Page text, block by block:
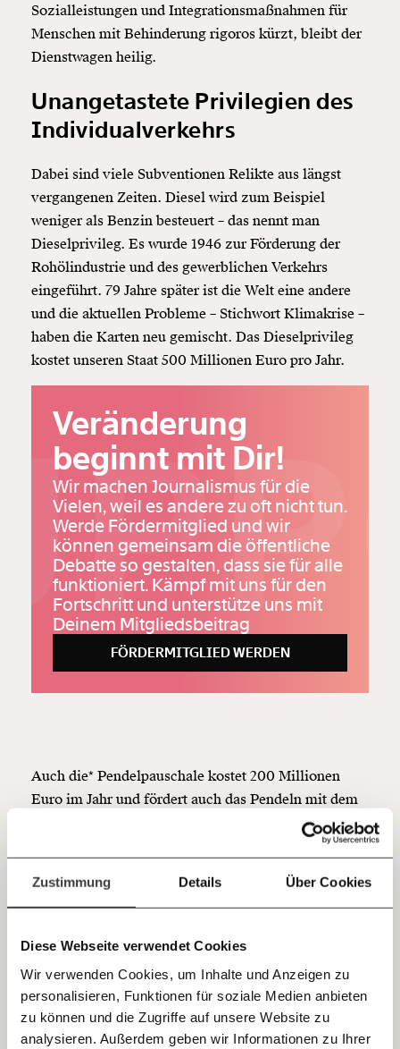
Zustimmung Details Über Cookies
Diese Webseite verwendet Cookies
Wir verwenden Cookies, um Inhalte und Anzeigen zu
personalisieren, Funktionen für soziale Medien anbieten
zu können und die Zugriffe auf unsere Website zu
analysieren. Außerdem geben wir Informationen zu Ihrer
Veränderung
beginnt mit Dir!
WerdeFördermitgliedund wir können gemeinsam
unsere Wirtschaft so gestalten, dass sie für alle
funktioniert. Unsere Recherchen sind für alle frei im
Netz. Unabhängig und werbefrei. Und das wird auch
so bleiben. Kämpf’ mit uns für den Fortschritt und
Hier unsere IBAN: AT34 4300 0498 0007 6017
Kontoinhaber: Momentum Institut - Verein für
sozialen Fortschritt
Jetzt
einfach
teilen.
E-Mail
Sozialleistungen und Integrationsmaßnahmen für
Menschen mit Behinderung rigoros kürzt, bleibt der
Dienstwagen heilig.
Unangetastete Privilegien des
Individualverkehrs
Dabei sind viele Subventionen Relikte aus längst
vergangenen Zeiten. Diesel wird zum Beispiel
weniger als Benzin besteuert – das nennt man
Dieselprivileg. Es wurde 1946 zur Förderung der
Rohölindustrie und des gewerblichen Verkehrs
eingeführt. 79 Jahre später ist die Welt eine andere
und die aktuellen Probleme – Stichwort Klimakrise –
haben die Karten neu gemischt. Das Dieselprivileg
kostet unseren Staat 500 Millionen Euro pro Jahr.
Veränderung
beginnt mit Dir!
Wir machen Journalismus für die
Vielen, weil es andere zu oft nicht tun.
Werde Fördermitglied und wir
können gemeinsam die öffentliche
Debatte so gestalten, dass sie für alle
funktioniert. Kämpf mit uns für den
Fortschritt und unterstütze uns mit
Deinem Mitgliedsbeitrag
FÖRDERMITGLIED WERDEN
Auch die* Pendelpauschale kostet 200 Millionen
Euro im Jahr und fördert auch das Pendeln mit dem
Pendelpauschale” bekommen Arbeitnehmer:innen,
Verkehrsmitteln bewältigbar ist. Ob diese auch
Einsparungspotenzial der klimaschädlichen
Millionen Euro jedes Jahr.
Weitere 500 Millionen Euro fließen als
Steuergeschenk an Firmen und Mitarbeiter:innen,